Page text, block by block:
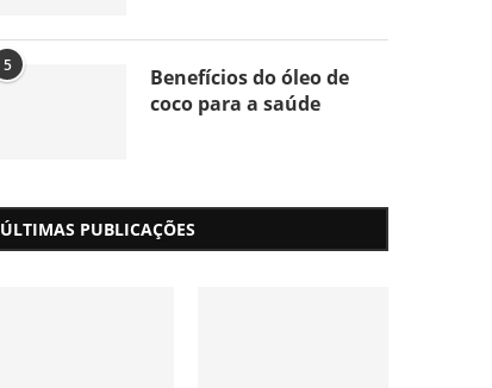
5
Benefícios do óleo de
coco para a saúde
ÚLTIMAS PUBLICAÇÕES